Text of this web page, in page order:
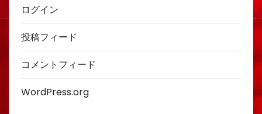
ログイン
投稿フィード
コメントフィード
WordPress.org